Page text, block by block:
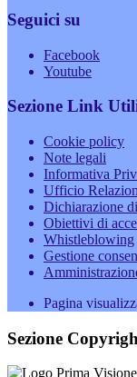
Seguici su
Facebook
Youtube
Sezione Link
Cookie policy
Note legali
Informativa
Ufficio
Dichiarazione
Obiettivi di
Whistleblowing
Gestione
Pagina
Sezione